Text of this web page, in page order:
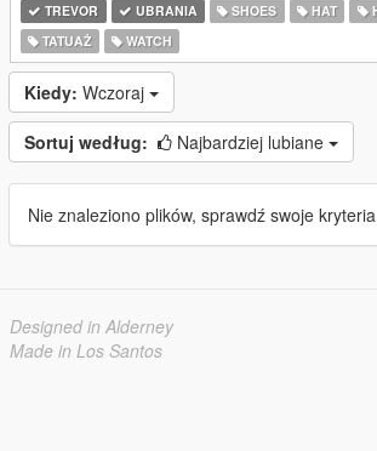
TREVOR UBRANIA SHOES HAT
TATUAŻ
WATCH
Kiedy: Wczoraj
Sortuj według: Najbardziej lubiane
Nie znaleziono plików, sprawdź swoje
Designed in Alderney
Made in Los Santos